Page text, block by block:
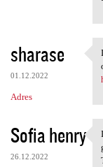
sharase
01.12.2022
Adres
I
Sofia henry
26.12.2022
I